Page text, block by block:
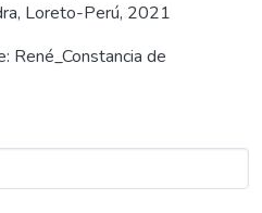
Loreto-Perú, 2021
René_Constancia de